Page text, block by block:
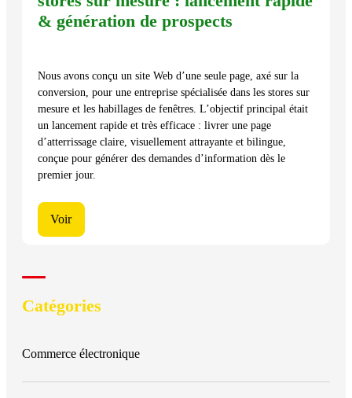
& génération de prospects
Nous avons conçu un site Web d’une seule page, axé sur la
conversion, pour une entreprise spécialisée dans les stores sur
mesure et les habillages de fenêtres. L’objectif principal était
un lancement rapide et très efficace : livrer une page
d’atterrissage claire, visuellement attrayante et bilingue,
conçue pour générer des demandes d’information dès le
premier jour.
Voir
Catégories
Commerce électronique